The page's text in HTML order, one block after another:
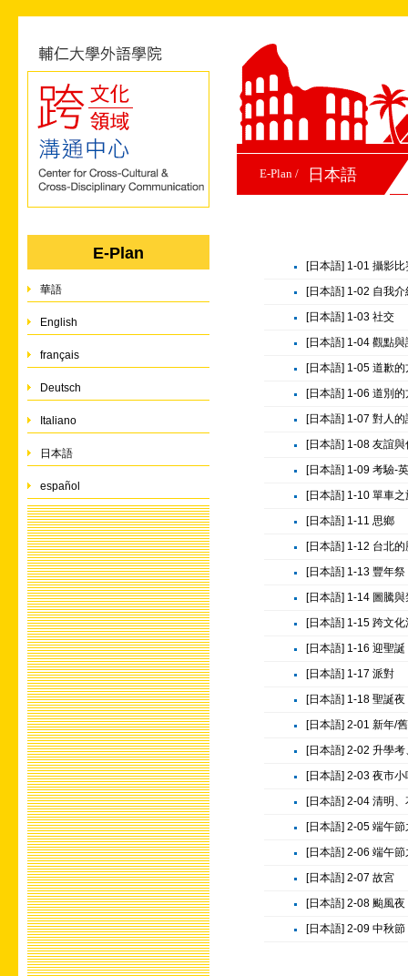
E-Plan
華語
English
français
Deutsch
Italiano
日本語
español
E-Plan / 日本語
[日本語] 1-01 攝影比
[日本語] 1-02 自我介
[日本語] 1-03 社交
[日本語] 1-04 觀點
[日本語] 1-05 道歉的
[日本語] 1-06 道別的
[日本語] 1-07 對人的
[日本語] 1-08 友誼
[日本語] 1-09 考驗-
[日本語] 1-10 單車之
[日本語] 1-11 思鄉
[日本語] 1-12 台北
[日本語] 1-13 豐年祭
[日本語] 1-14 圖騰與
[日本語] 1-15 跨文化
[日本語] 1-16 迎聖誕
[日本語] 1-17 派對
[日本語] 1-18 聖誕夜
[日本語] 2-01 新年/
[日本語] 2-02 升學
[日本語] 2-03 夜市小
[日本語] 2-04 清明、
[日本語] 2-05 端午節
[日本語] 2-06 端午節
[日本語] 2-07 故宮
[日本語] 2-08 颱風夜
[日本語] 2-09 中秋節